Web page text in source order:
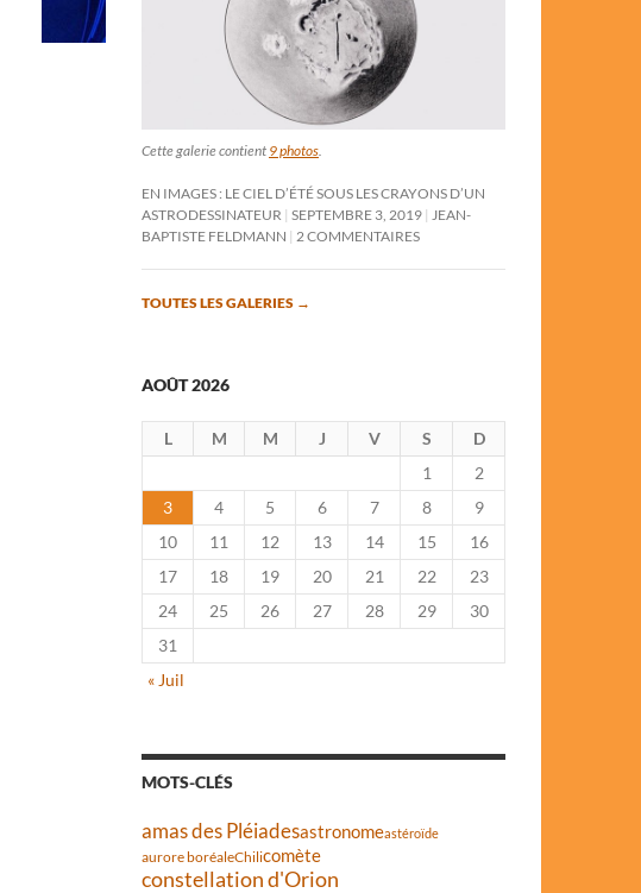
Cette galerie contient 9 photos
EN IMAGES : LE CIEL D’ÉTÉ SOUS LES CRAYONS D’UN
ASTRODESSINATEUR SEPTEMBRE 3, 2019
JEAN-
BAPTISTE FELDMANN
2 COMMENTAIRES
TOUTES LES GALERIES →
AOÛT 2026
L M M J V S
D
1
2
3
4 5 6 7 8
9
10
11 12 13 14 15
16
17
18 19 20 21 22
23
24
25 26 27 28 29
30
31
« Juil
MOTS-CLÉS
amas des Pléiadesastronomeastéroïde
aurore boréaleChilicomète
constellation d'Orion